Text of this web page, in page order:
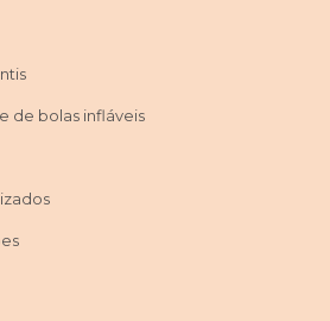
de bolas infláveis